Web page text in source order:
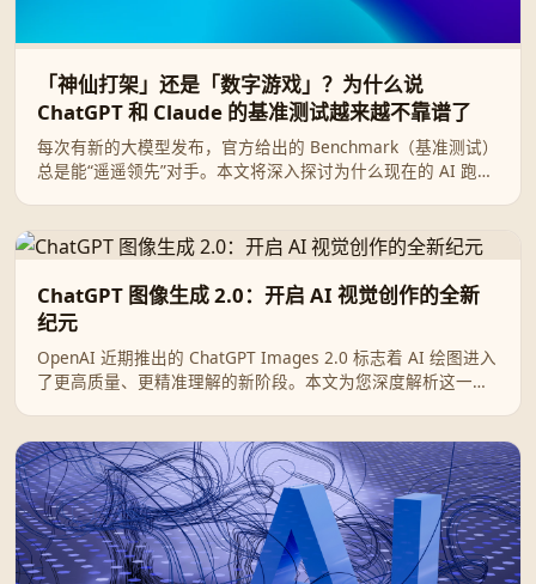
「神仙打架」还是「数字游戏」？为什么说
ChatGPT 和 Claude 的基准测试越来越不靠谱了
每次有新的大模型发布，官方给出的 Benchmark（基准测试）
总是能“遥遥领先”对手。本文将深入探讨为什么现在的 AI 跑分
ChatGPT 图像生成 2.0：开启 AI 视觉创作的全新
纪元
OpenAI 近期推出的 ChatGPT Images 2.0 标志着 AI 绘图进入
了更高质量、更精准理解的新阶段。本文为您深度解析这一升